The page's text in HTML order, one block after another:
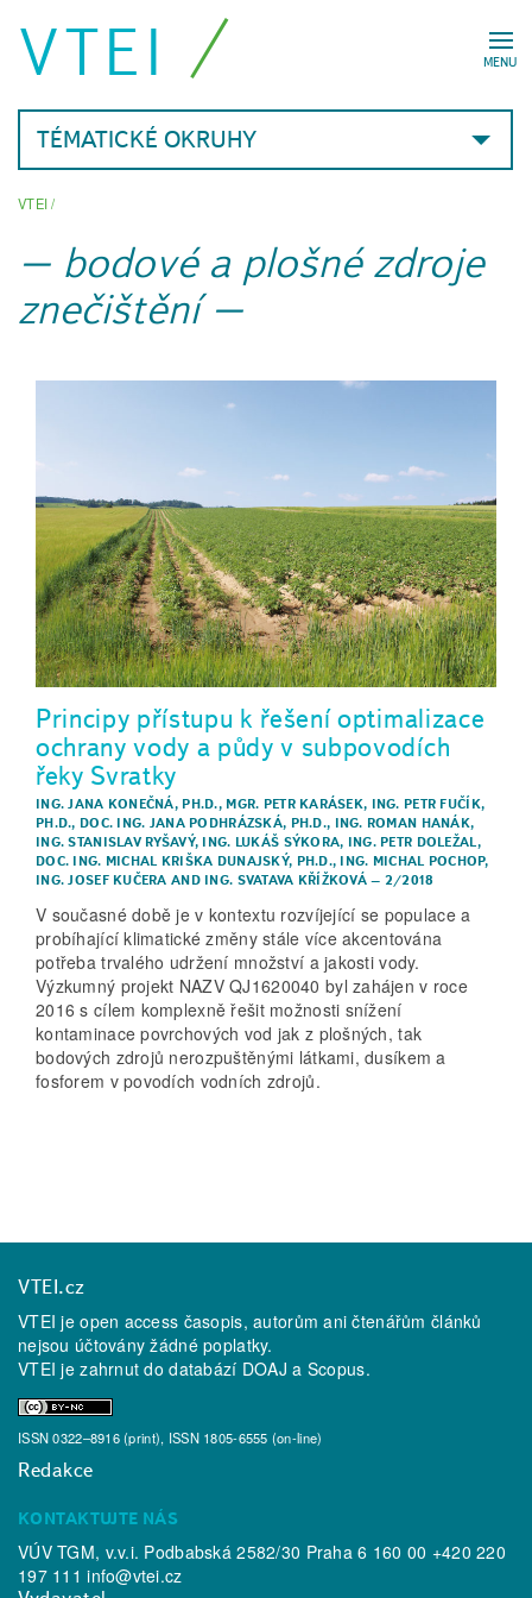
MENU
VTEI
TÉMATICKÉ OKRUHY
VTEI/
bodové a plošné zdroje
znečištění
Principy přístupu k řešení optimalizace
ochrany vody a půdy v subpovodích
řeky Svratky
ING. JANA KONEČNÁ, PH.D., MGR. PETR KARÁSEK, ING. PETR FUČÍK,
PH.D., DOC. ING. JANA PODHRÁZSKÁ, PH.D., ING. ROMAN HANÁK,
ING. STANISLAV RYŠAVÝ, ING. LUKÁŠ SÝKORA, ING. PETR DOLEŽAL ,
DOC. ING. MICHAL KRIŠKA DUNAJSKÝ, PH.D., ING. MICHAL POCHOP,
ING. JOSEF KUČERA AND ING. SVATAVA KŘÍŽKOVÁ – 2/2018
V současné době je v kontextu rozvíjející se populace a
probíhající klimatické změny stále více akcentována
potřeba trvalého udržení množství a jakosti vody.
Výzkumný projekt NAZV QJ1620040 byl zahájen v roce
2016 s cílem komplexně řešit možnosti snížení
kontaminace povrchových vod jak z plošných, tak
bodových zdrojů nerozpuštěnými látkami, dusíkem a
fosforem v povodích vodních zdrojů.
VTEI.cz
VTEI je open access časopis, autorům ani čtenářům článků
nejsou účtovány žádné poplatky.
VTEI je zahrnut do databází DOAJ a Scopus.
ISSN 0322–8916 (print), ISSN 1805-6555 (on-line)
Redakce
KONTAKTUJTE NÁS
VÚV TGM, v.v.i. Podbabská 2582/30 Praha 6 160 00 +420 220
197 111info@vtei.cz